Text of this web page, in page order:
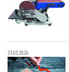
23.03.2026